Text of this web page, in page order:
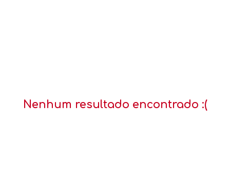
Nenhum resultado encontrado :(